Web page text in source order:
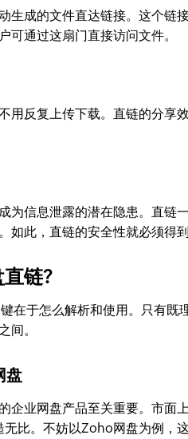
生成的文件直达链接。这个链
可通过这扇门直接访问文件。
用反复上传下载。直链的分享
为信息泄露的潜在隐患。直链
如此，直链的安全性就必须得
链?
在于怎么解析和使用。只有既
间。
盘
企业网盘产品至关重要。市面
比。不妨以Zoho网盘为例，